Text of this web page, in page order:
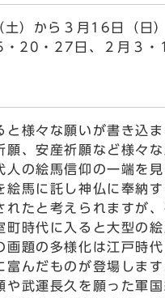
）から３月16日（日
・20・27日、２月３
様々な願いが書き込
願、安産祈願など様々
の絵馬信仰の一端を見
馬に託し神仏に奉納
れたと考えられますが
町時代に入ると大型の
画題の多様化は江戸時
富んだものが登場しま
や武運長久を願った軍